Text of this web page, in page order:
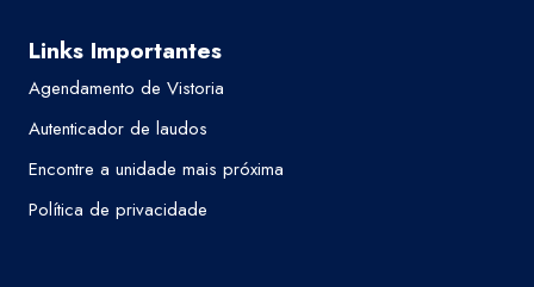
Links Importantes
Agendamento de Vistoria
Autenticador de laudos
Encontre a unidade mais próxima
Política de privacidade